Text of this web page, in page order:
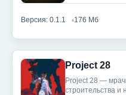
Версия: 0.1.1 176 Мб
Project 28
Project 28 —
строительства